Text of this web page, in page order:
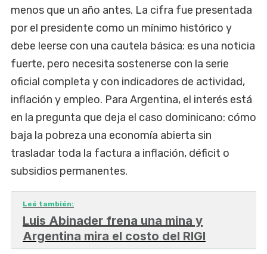
menos que un año antes. La cifra fue presentada
por el presidente como un mínimo histórico y
debe leerse con una cautela básica: es una noticia
fuerte, pero necesita sostenerse con la serie
oficial completa y con indicadores de actividad,
inflación y empleo. Para Argentina, el interés está
en la pregunta que deja el caso dominicano: cómo
baja la pobreza una economía abierta sin
trasladar toda la factura a inflación, déficit o
subsidios permanentes.
Leé también:
Luis Abinader frena una mina y
Argentina mira el costo del RIGI